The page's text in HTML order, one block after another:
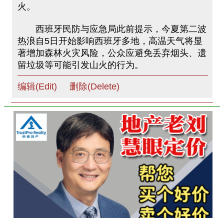
火。
西班牙民防与应急局此前提示，今夏第二波
热浪自5日开始影响西班牙多地，高温天气将显
著增加森林火灾风险，公众应避免丢弃烟头、遗
留垃圾等可能引发山火的行为。
编辑(Edit) 删除(Delete)